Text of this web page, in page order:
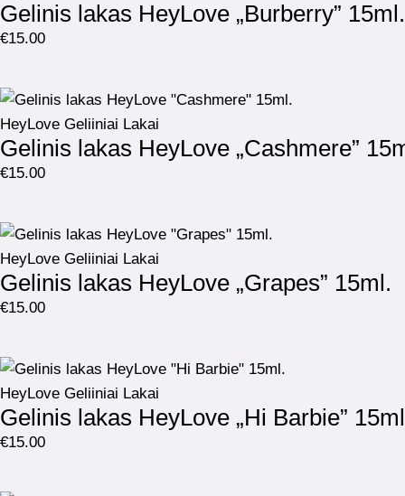
Gelinis lakas HeyLove „Burberry” 15ml.
€15.00
HeyLove Geliiniai Lakai
Gelinis lakas HeyLove „Cashmere”
€15.00
HeyLove Geliiniai Lakai
Gelinis lakas HeyLove „Grapes” 15ml.
€15.00
HeyLove Geliiniai Lakai
Gelinis lakas HeyLove „Hi Barbie”
€15.00